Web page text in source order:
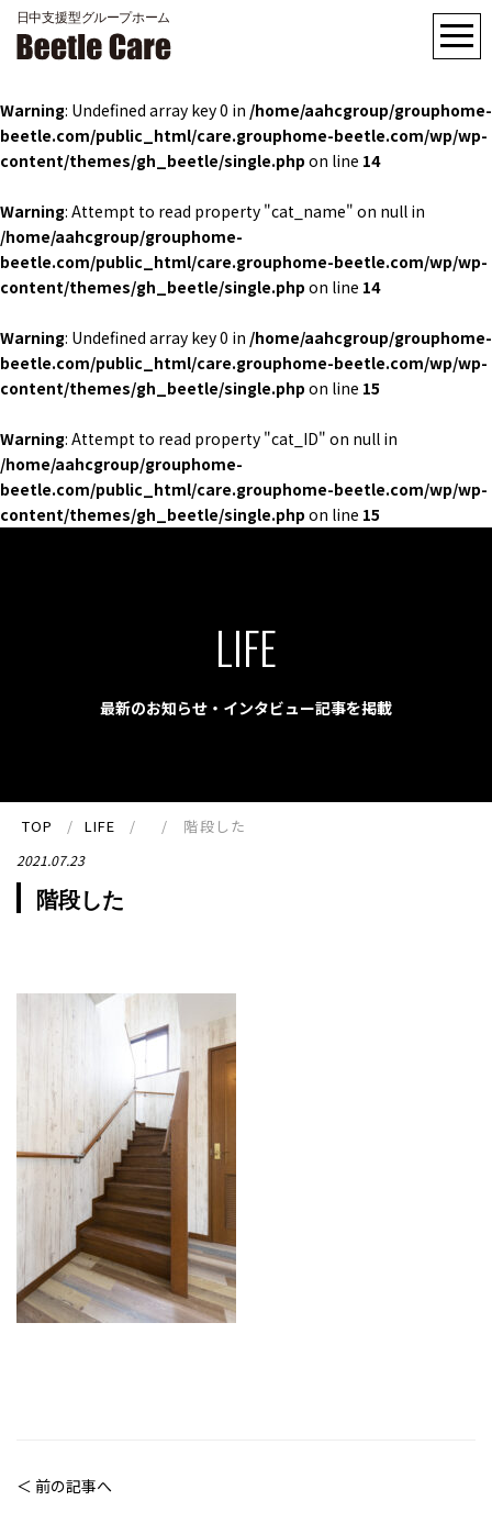
Warning: Undefined array key 0 in /home/aahcgroup/grouphome-
beetle.com/public_html/care.grouphome-beetle.com/wp/wp-
content/themes/gh_beetle/single.php on line 14
Warning: Attempt to read property "cat_name" on null in
/home/aahcgroup/grouphome-
beetle.com/public_html/care.grouphome-beetle.com/wp/wp-
content/themes/gh_beetle/single.php on line 14
Warning: Undefined array key 0 in /home/aahcgroup/grouphome-
beetle.com/public_html/care.grouphome-beetle.com/wp/wp-
content/themes/gh_beetle/single.php on line 15
Warning: Attempt to read property "cat_ID" on null in
/home/aahcgroup/grouphome-
beetle.com/public_html/care.grouphome-beetle.com/wp/wp-
content/themes/gh_beetle/single.php on line 15
LIFE
最新のお知らせ・インタビュー記事を掲載
TOP LIFE 階段した
2021.07.23
階段した
＜ 前の記事へ